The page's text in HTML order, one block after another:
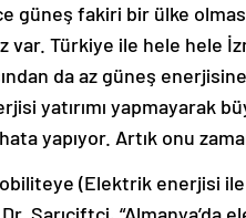
güneş fakiri bir ülke
var. Türkiye ile hele hele
da az güneş
yatırımı yapmayarak
yapıyor. Artık onu
(Elektrik enerjisi